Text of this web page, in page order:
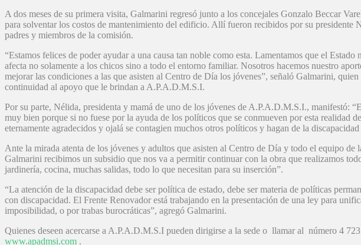
A dos meses de su primera visita, Galmarini regresó junto a los concejales Gonzalo Beccar
para solventar los costos de mantenimiento del edificio. Allí fueron recibidos por su
padres y miembros de la comisión.
“Estamos felices de poder ayudar a una causa tan noble como esta. Lamentamos que el
afecta no solamente a los chicos sino a todo el entorno familiar. Nosotros hacemos nuestro
mejorar las condiciones a las que asisten al Centro de Día los jóvenes”, señaló Galmarini,
continuidad al apoyo que le brindan a A.P.A.D.M.S.I.
Por su parte, Nélida, presidenta y mamá de uno de los jóvenes de A.P.A.D.M.S.I., manifestó:
muy bien porque si no fuese por la ayuda de los políticos que se conmueven por esta
eternamente agradecidos y ojalá se contagien muchos otros políticos y hagan de la
Ante la mirada atenta de los jóvenes y adultos que asisten al Centro de Día y todo el equipo
Galmarini recibimos un subsidio que nos va a permitir continuar con la obra que realizamos
jardinería, cocina, muchas salidas, todo lo que necesitan para su inserción”.
“La atención de la discapacidad debe ser política de estado, debe ser materia de políticas
con discapacidad. El Frente Renovador está trabajando en la presentación de una ley para
imposibilidad, o por trabas burocráticas”, agregó Galmarini.
Quienes deseen acercarse a A.P.A.D.M.S.I pueden dirigirse a la sede o llamar al número 4
www.apadmsi.com .